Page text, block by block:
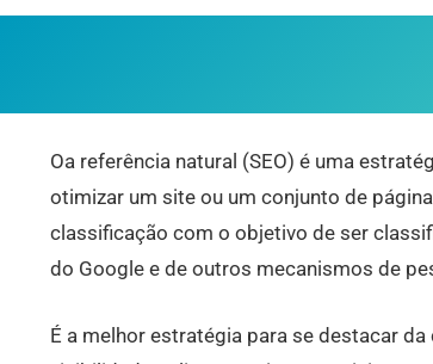
Oa referência natural (SEO) é uma
otimizar um site ou um conjunto de
classificação com o objetivo de ser
do Google e de outros mecanismos de
É a melhor estratégia para se destacar